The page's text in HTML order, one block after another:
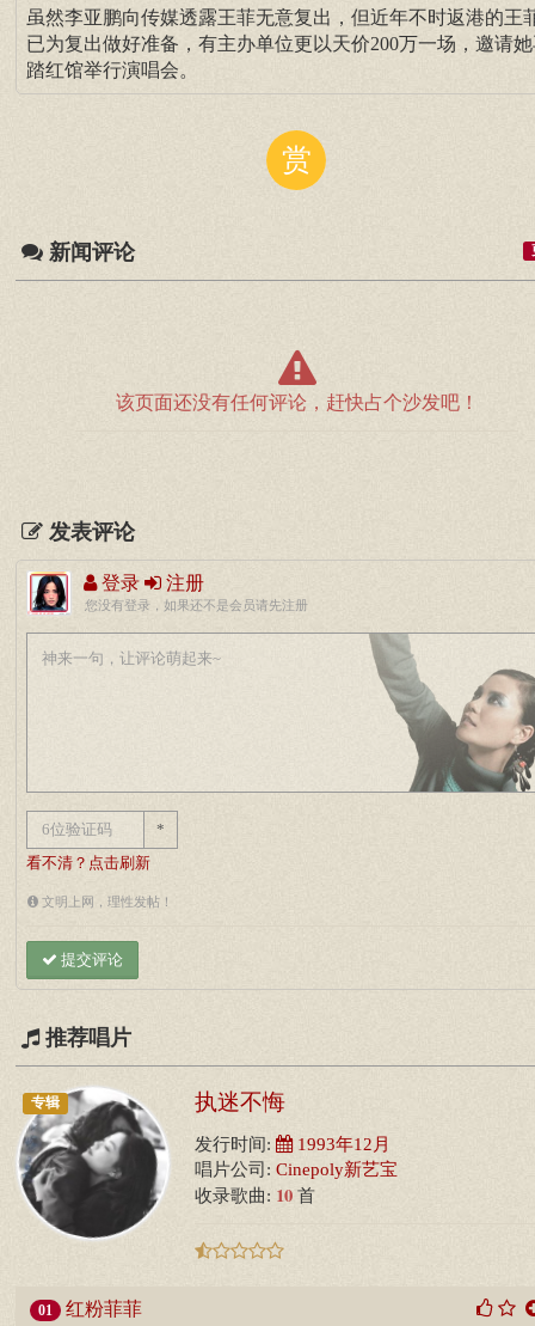
虽然李亚鹏向传媒透露王菲无意复出，但近年不时返港的王
已为复出做好准备，有主办单位更以天价200万一场，邀请
踏红馆举行演唱会。
赏
新闻评论
该页面还没有任何评论，赶快占个沙发吧！
发表评论
登录 注册
您没有登录，如果还不是会员请先注册
*
看不清？点击刷新
文明上网，理性发帖！
提交评论
推荐唱片
专辑 执迷不悔
发行时间: 1993年12月
唱片公司: Cinepoly新艺宝
收录歌曲: 10 首
01 红粉菲菲